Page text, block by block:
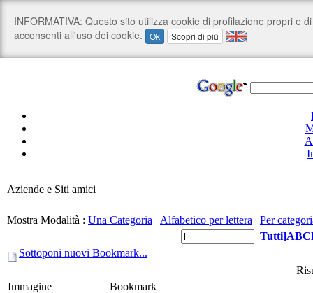
Aziende e Siti amici
Mostra Modalità : Una Categoria | Alfabetico per lettera | Per
Tutti]ABC
Sottoponi nuovi Bookmark...
Immagine
Bookmark